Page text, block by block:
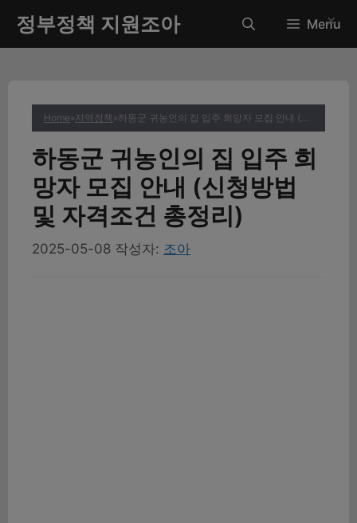
츠
정부정책 지원조아 Menu
Home»지역정책 » 하동군 귀농인의 집 입주 희망자 모집 안내 (신청방법 및 자격조건 총정리)
하동군 귀농인의 집 입주 희
망자 모집 안내 (신청방법
및 자격조건 총정리)
2025-05-08 작성자: 조아
✕